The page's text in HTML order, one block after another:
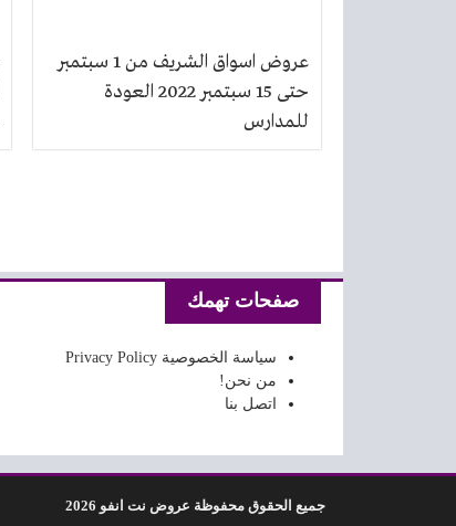
عروض اسواق الشريف من 1 سبتمبر
حتى 15 سبتمبر 2022 العودة
للمدارس
صفحات تهمك
سياسة الخصوصية Privacy Policy
من نحن!
اتصل بنا
جميع الحقوق محفوظة عروض نت انفو 2026